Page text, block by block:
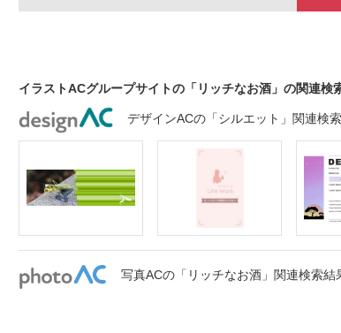
イラストACグループサイトの「リッチなお酒」の関連検
デザインACの「シルエット」関連検
写真ACの「リッチなお酒」関連検索結